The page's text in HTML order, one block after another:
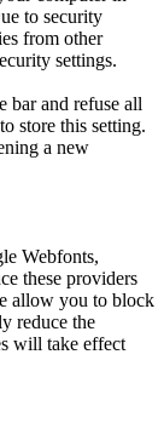
to security
from other
settings.
bar and refuse all
store this setting.
a new
Webfonts,
these providers
allow you to block
reduce the
will take effect